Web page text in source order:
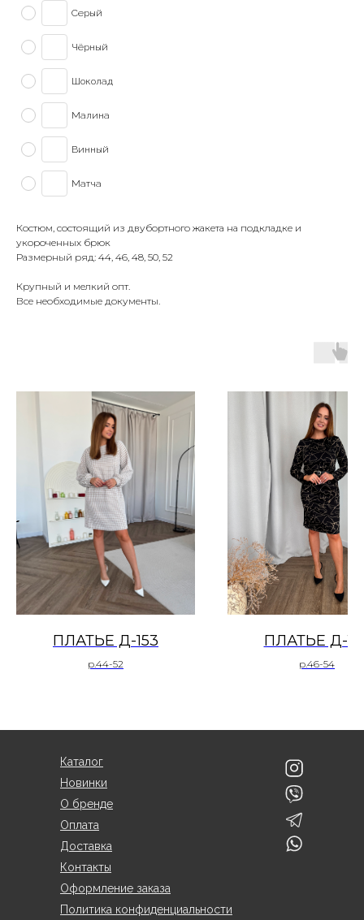
Серый
Чёрный
Шоколад
Малина
Винный
Матча
Костюм, состоящий из двубортного жакета на подкладке и
укороченных брюк
Размерный ряд: 44, 46, 48, 50, 52
Крупный и мелкий опт.
Все необходимые документы.
ПЛАТЬЕ Д-153
р.44-52
ПЛАТЬЕ Д-
р.46-54
Политика конфиденциальности
Оформление заказа
Оплата
Доставка
Контакты
Новинки
О бренде
Каталог